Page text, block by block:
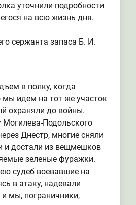
уточнили подробности
на всю жизнь дня.
сержанта запаса Б. И.
в полку, когда
мы идем на тот же участок
охраняли до войны.
Могилева-Подольского
Днестр, многие сняли
и достали из вещмешков
зеленые фуражки.
судеб воевавшие на
в атаку, надевали
мы, пограничники,